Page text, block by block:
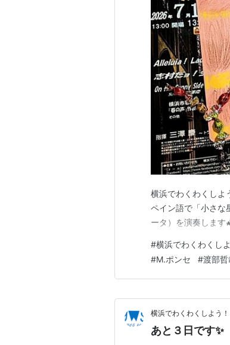
横浜でわくわくしよ
ペイン語で「小さな
ータ）を演奏します
#横浜でわくわくし
#M.ポンセ #渡部哲
横浜でわくわくしよう！
あと３日です✨